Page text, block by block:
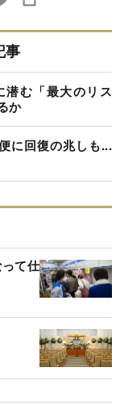
事
潜む「最大のリス
か
に回復の兆しも...
て仕